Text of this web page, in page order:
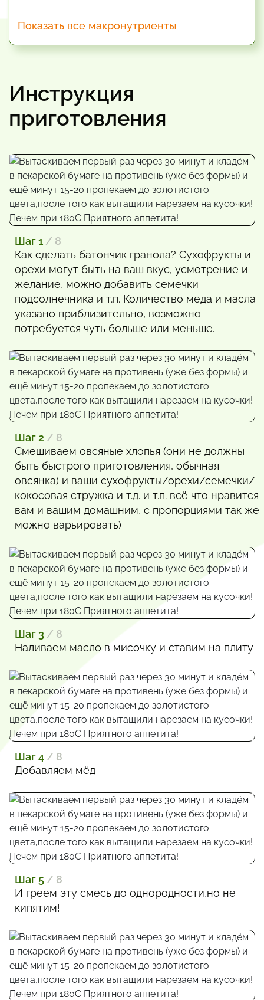
Показать все макронутриенты
Инструкция
приготовления
Шаг 1 / 8
Как сделать батончик гранола? Сухофрукты и
орехи могут быть на ваш вкус, усмотрение и
желание, можно добавить семечки
подсолнечника и т.п. Количество меда и масла
указано приблизительно, возможно
потребуется чуть больше или меньше.
Шаг 2 / 8
Смешиваем овсяные хлопья (они не должны
быть быстрого приготовления, обычная
овсянка) и ваши сухофрукты/орехи/семечки/
кокосовая стружка и т.д. и т.п. всё что нравится
вам и вашим домашним, с пропорциями так же
можно варьировать)
Шаг 3 / 8
Наливаем масло в мисочку и ставим на плиту
Шаг 4 / 8
Добавляем мёд
Шаг 5 / 8
И греем эту смесь до однородности,но не
кипятим!